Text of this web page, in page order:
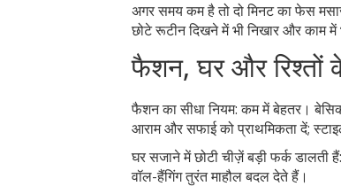
अगर समय कम है तो दो मिनट का फेस
छोटे रूटीन दिखने में भी निखार और काम में
फैशन, घर और रिश्तों
फैशन का सीधा नियम: कम में बेहतर।
आराम और सफाई को प्राथमिकता दें;
घर सजाने में छोटी चीज़ें बड़ी फर्क डालती
वॉल-हैंगिंग तुरंत माहौल बदल देते हैं।